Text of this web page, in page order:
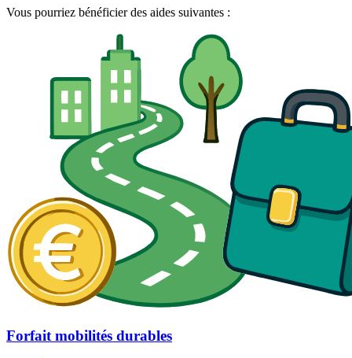
Vous pourriez bénéficier des aides suivantes :
Forfait mobilités durables